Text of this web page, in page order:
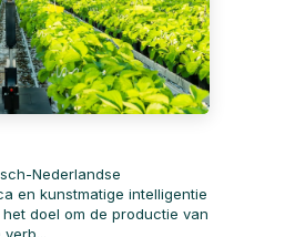
Nederlandse
en kunstmatige intelligentie
doel om de productie van